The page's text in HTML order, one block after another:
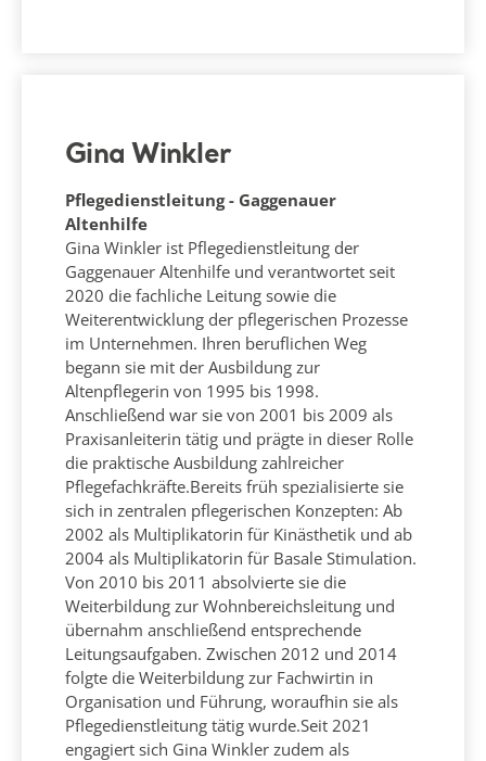
Gina Winkler
Pflegedienstleitung - Gaggenauer
Altenhilfe
Gina Winkler ist Pflegedienstleitung der
Gaggenauer Altenhilfe und verantwortet seit
2020 die fachliche Leitung sowie die
Weiterentwicklung der pflegerischen Prozesse
im Unternehmen. Ihren beruflichen Weg
begann sie mit der Ausbildung zur
Altenpflegerin von 1995 bis 1998.
Anschließend war sie von 2001 bis 2009 als
Praxisanleiterin tätig und prägte in dieser Rolle
die praktische Ausbildung zahlreicher
Pflegefachkräfte.Bereits früh spezialisierte sie
sich in zentralen pflegerischen Konzepten: Ab
2002 als Multiplikatorin für Kinästhetik und ab
2004 als Multiplikatorin für Basale Stimulation.
Von 2010 bis 2011 absolvierte sie die
Weiterbildung zur Wohnbereichsleitung und
übernahm anschließend entsprechende
Leitungsaufgaben. Zwischen 2012 und 2014
folgte die Weiterbildung zur Fachwirtin in
Organisation und Führung, woraufhin sie als
Pflegedienstleitung tätig wurde.Seit 2021
engagiert sich Gina Winkler zudem als